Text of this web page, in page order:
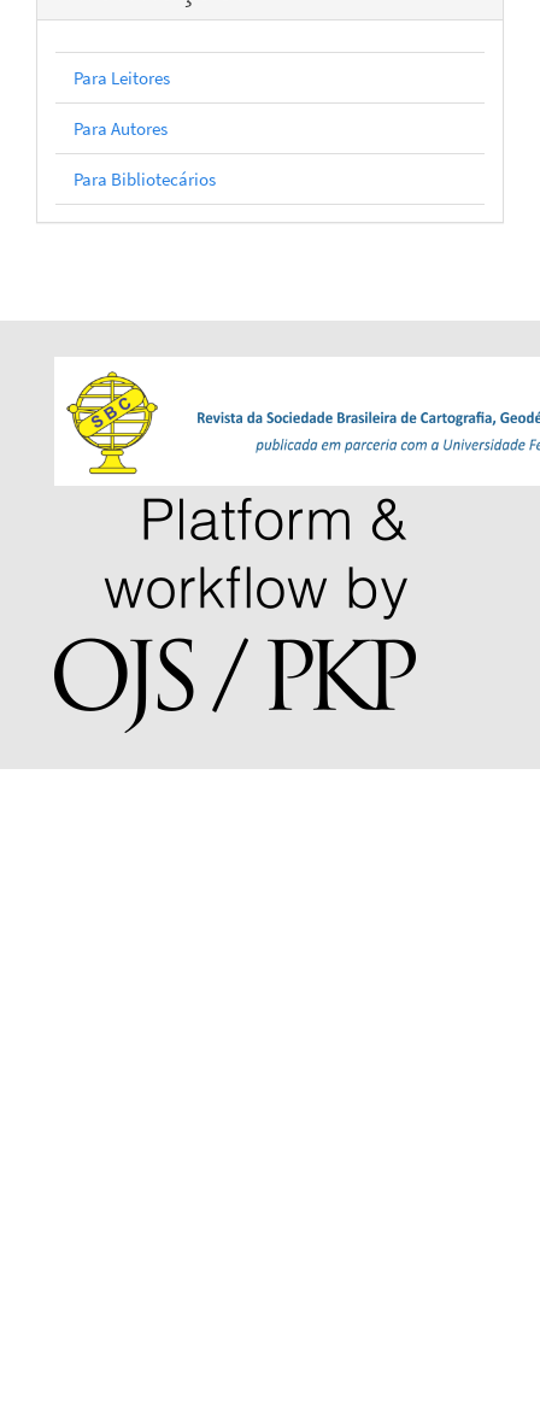
Para Leitores
Para Autores
Para Bibliotecários